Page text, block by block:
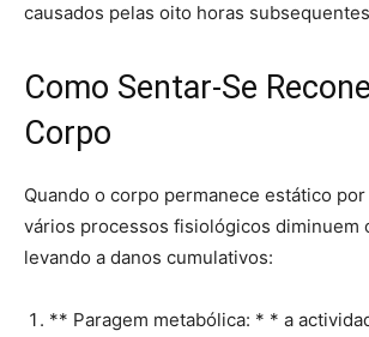
causados pelas oito horas
Como Sentar-Se
Corpo
Quando o corpo permanece estático
vários processos fisiológicos diminuem
levando a danos cumulativos:
** Paragem metabólica: * * a